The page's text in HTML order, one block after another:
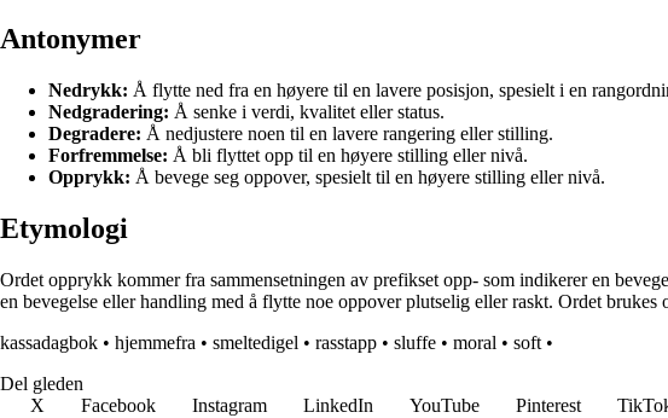
Antonymer
Nedrykk: Å flytte ned fra en høyere til en lavere posisjon, spesielt i en
Nedgradering: Å senke i verdi, kvalitet eller status.
Degradere: Å nedjustere noen til en lavere rangering eller stilling.
Forfremmelse: Å bli flyttet opp til en høyere stilling eller nivå.
Opprykk: Å bevege seg oppover, spesielt til en høyere stilling eller nivå.
Etymologi
Ordet opprykk kommer fra sammensetningen av prefikset opp- som indikerer en
en bevegelse eller handling med å flytte noe oppover plutselig eller raskt. Ordet
kassadagbok • hjemmefra • smeltedigel • rasstapp • sluffe • moral • soft •
Del gleden
X
Facebook Instagram LinkedIn YouTube Pinterest